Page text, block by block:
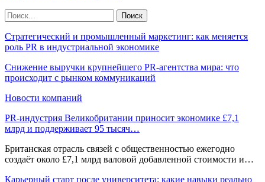
Стратегический и промышленный маркетинг: как меняется
роль PR в индустриальной экономике
Снижение выручки крупнейшего PR-агентства мира: что
происходит с рынком коммуникаций
Новости компаний
PR-индустрия Великобритании приносит экономике £7,1
млрд и поддерживает 95 тысяч…
Британская отрасль связей с общественностью ежегодно
создаёт около £7,1 млрд валовой добавленной стоимости и…
Карьерный старт после университета: какие навыки реально